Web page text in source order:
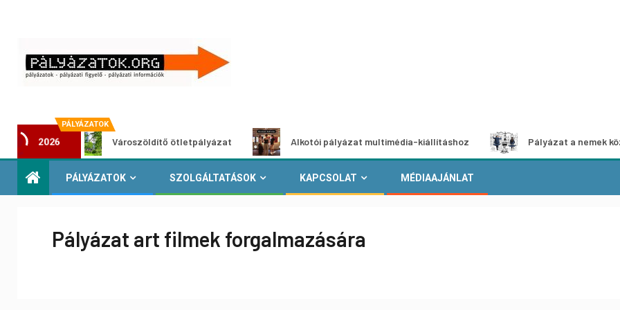
PÁLYÁZATOK
2026 Városzöldítő ötletpályázat Alkotói pályázat multimédia-kiállításhoz Pályázat a nemek közötti
PÁLYÁZATOK SZOLGÁLTATÁSOK KAPCSOLAT MÉDIAAJÁNLAT
Pályázat art filmek forgalmazására